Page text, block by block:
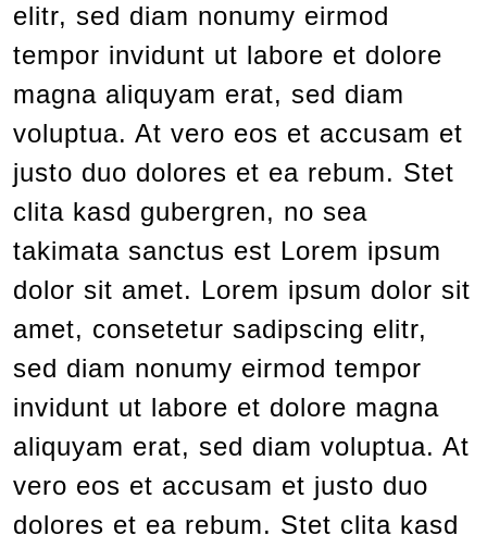
elitr, sed diam nonumy eirmod
tempor invidunt ut labore et dolore
magna aliquyam erat, sed diam
voluptua. At vero eos et accusam et
justo duo dolores et ea rebum. Stet
clita kasd gubergren, no sea
takimata sanctus est Lorem ipsum
dolor sit amet. Lorem ipsum dolor sit
amet, consetetur sadipscing elitr,
sed diam nonumy eirmod tempor
invidunt ut labore et dolore magna
aliquyam erat, sed diam voluptua. At
vero eos et accusam et justo duo
dolores et ea rebum. Stet clita kasd